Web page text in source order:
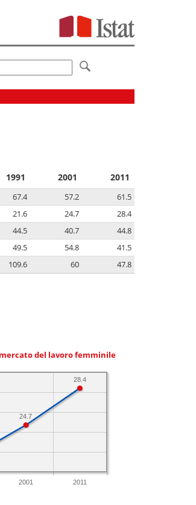
1991 2001 2011
67.4 57.2
61.5
21.6 24.7
28.4
44.5 40.7
44.8
49.5 54.8
41.5
109.6 60 47.8
del lavoro femminile
2001 2011
28.4
24.7